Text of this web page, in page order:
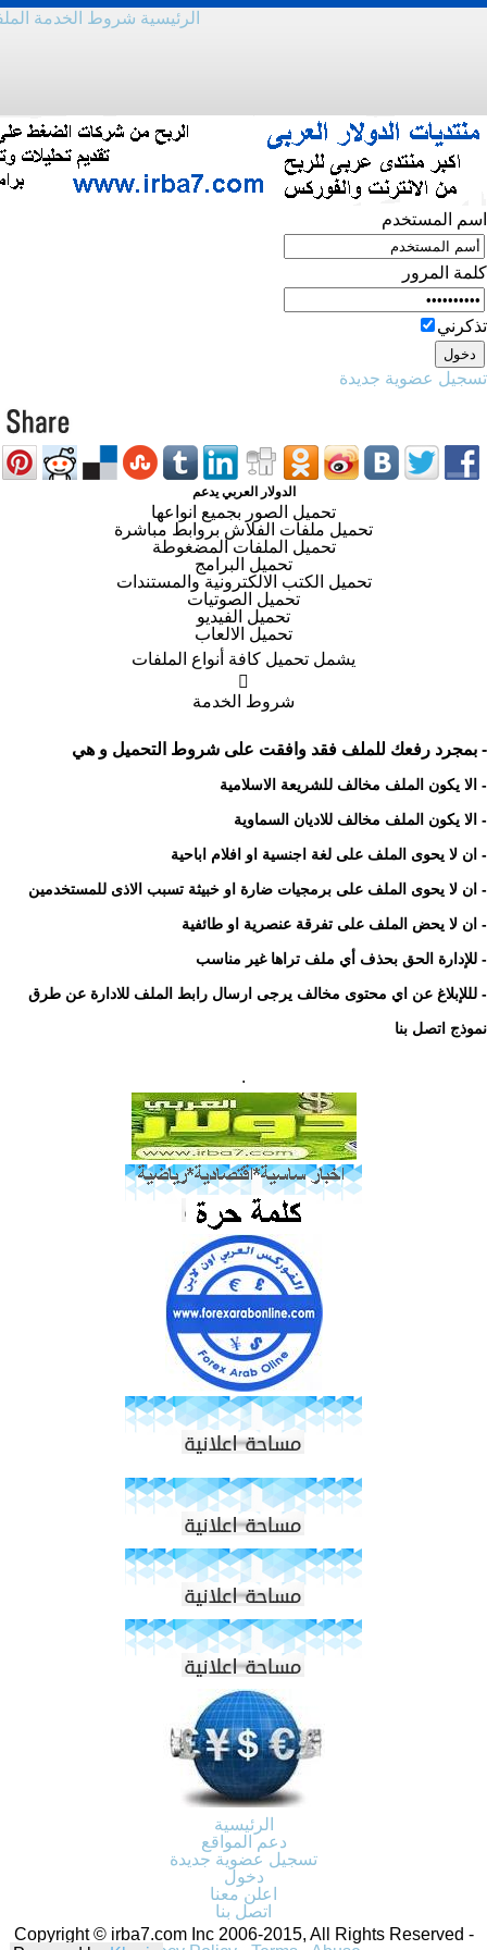
الرئيسية شروط الخدمة
اسم المستخدم
كلمة المرور
تذكرني
تسجيل عضوية جديدة
الدولار العربي يدعم
تحميل الصور بجميع انواعها
تحميل ملفات الفلاش بروابط مباشرة
تحميل الملفات المضغوطة
تحميل البرامج
تحميل الكتب الالكترونية والمستندات
تحميل الصوتيات
تحميل الفيديو
تحميل الالعاب
يشمل تحميل كافة أنواع الملفات

شروط الخدمة
- بمجرد رفعك للملف فقد وافقت على شروط التحميل و هي
- الا يكون الملف مخالف للشريعة الاسلامية
- الا يكون الملف مخالف للاديان السماوية
- ان لا يحوى الملف على لغة اجنسية او افلام اباحية
- ان لا يحوى الملف على برمجيات ضارة او خبيثة تسبب الاذى للمستخدمين
- ان لا يحض الملف على تفرقة عنصرية او طائفية
- للإدارة الحق بحذف أي ملف تراها غير مناسب
- لللإبلاغ عن اي محتوى مخالف يرجى ارسال رابط الملف للادارة عن طرق
نموذج اتصل بنا
.
الرئيسية
دعم المواقع
تسجيل عضوية جديدة
دخول
اعلن معنا
اتصل بنا
Copyright © irba7.com Inc 2006-2015, All Rights Reserved -